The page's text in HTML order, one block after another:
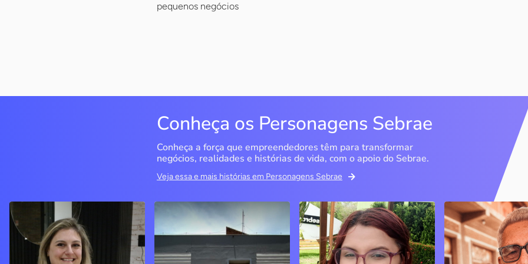
pequenos negócios
Conheça os Personagens Sebrae
Conheça a força que empreendedores têm para transformar
negócios, realidades e histórias de vida, com o apoio do Sebrae.
Veja essa e mais histórias em Personagens Sebrae
Delucci
Bento Gonçalves / RS
Sem saber muito sobre
empreendedorismo, o casal
Infoecia Software
Ltda
Londrina / PR
Memória Ancestral
São Luís / MA
Ao lado da irmã e com o
apoio do Sebrae, a Memória
Espedito
Nova Olinda / CE
Peças criadas
cearense já foram